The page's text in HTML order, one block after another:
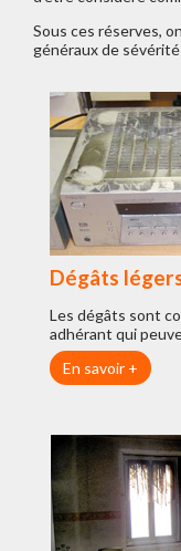
Sous ces réserves,
généraux de sévérité
Dégâts
Les dégâts sont
adhérant qui
En savoir +